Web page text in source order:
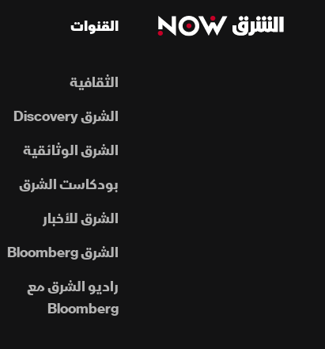
القنوات
الثقافية
الشرق Discovery
الشرق الوثائقية
بودكاست الشرق
الشرق للأخبار
الشرق Bloomberg
راديو الشرق مع
Bloomberg